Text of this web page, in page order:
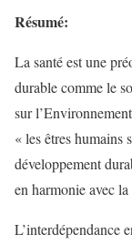
Résumé:
La santé est une
durable comme le
sur
« les êtres humains
développement
en harmonie avec
L’interdépendance